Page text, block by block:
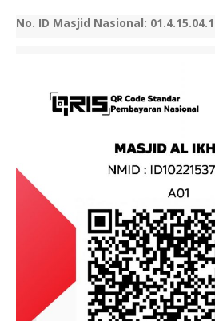
No. ID Masjid Nasional: